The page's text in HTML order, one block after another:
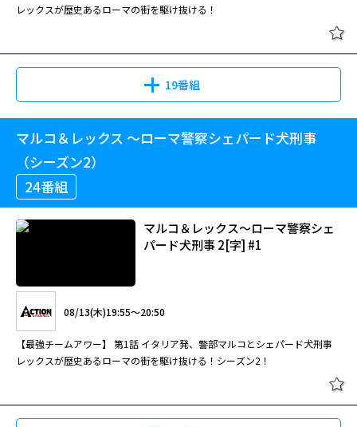
レックスが歴史あるローマの街を駆け抜ける！
19番組
マルコ＆レックス ～ローマ警察シェパード犬刑事
（シーズン2）
24番組
マルコ＆レックス～ローマ警察シェ
パード犬刑事 2[字] #1
08/13(木)19:55～20:50
【最強チームアワー】 第1話 イタリア発、警部マルコとシェパード犬刑事
レックスが歴史あるローマの街を駆け抜ける！シーズン2！